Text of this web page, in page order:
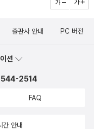
보내고 싶다. 몰입력이
는 지킬과 하이드로의 변
듯...지킬앤하이드는 <
븐슨'의 <지킬박사와 하
킬은 유능한 의사이자
실험은 성공했으나 인체
출판사 안내 PC 버전
션
2514
FAQ
간 안내